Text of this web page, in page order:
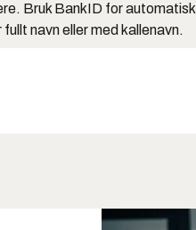
Bruk BankID for automatisk
navn eller med kallenavn.